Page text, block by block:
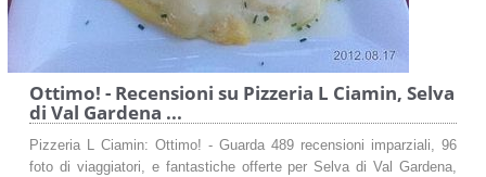
Ottimo! - Recensioni su Pizzeria L Ciamin, Selva
di Val Gardena ...
Pizzeria L Ciamin: Ottimo! - Guarda 489 recensioni imparziali, 96
foto di viaggiatori, e fantastiche offerte per Selva di Val Gardena,